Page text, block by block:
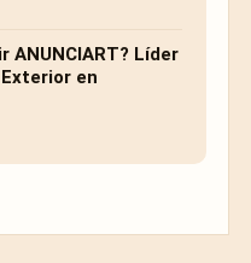
ANUNCIART? Líder
en